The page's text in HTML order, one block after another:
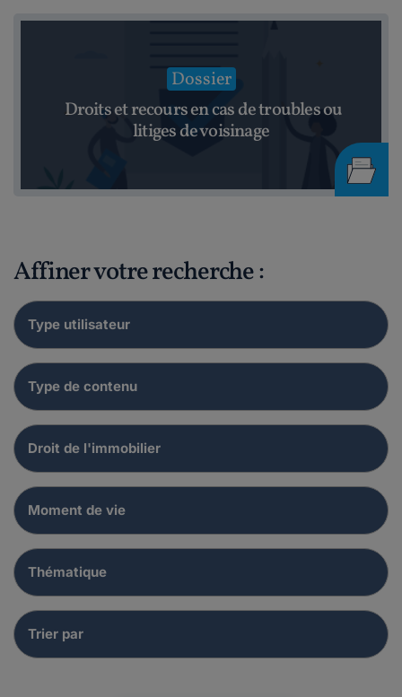
Dossier
Droits et recours en cas de troubles ou
litiges de voisinage
Affiner votre recherche :